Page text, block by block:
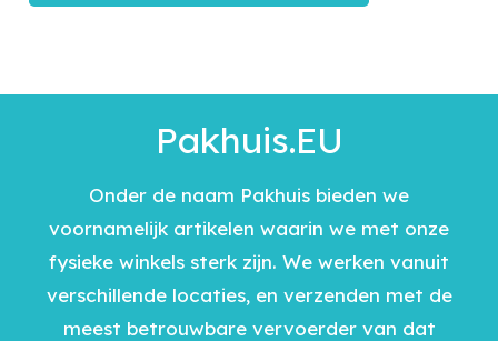
Pakhuis.EU
Onder de naam Pakhuis bieden we
voornamelijk artikelen waarin we met onze
fysieke winkels sterk zijn. We werken vanuit
verschillende locaties, en verzenden met de
meest betrouwbare vervoerder van dat